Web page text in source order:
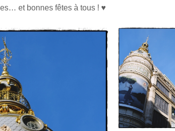
et bonnes fêtes à tous ! ♥